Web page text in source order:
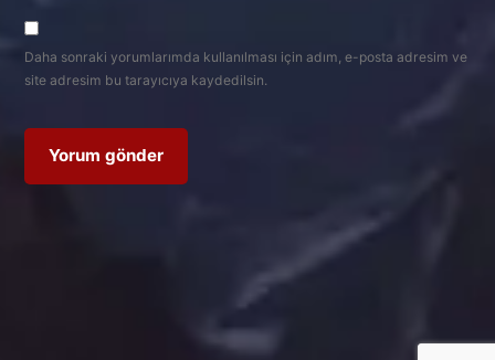
Daha sonraki yorumlarımda kullanılması için adım, e-posta adresim ve
site adresim bu tarayıcıya kaydedilsin.